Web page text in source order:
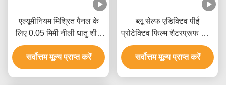
एल्यूमीनियम मिश्रित पैनल के
लिए 0.05 मिमी नीली धातु शीट
पीई संरक्षण फिल्म
सर्वोत्तम मूल्य प्राप्त करें
ब्लू सेल्फ एडिक्टिव पीई
प्रोटेक्टिव फिल्म शैटरप्रूफ विंडो
फिल्म
सर्वोत्तम मूल्य प्राप्त करें